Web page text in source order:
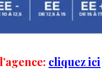
cliquez ici